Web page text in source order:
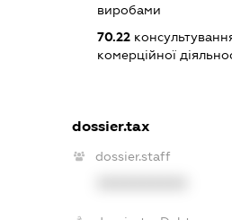
виробами
70.22
комерційної
dossier.tax
dossier.staff